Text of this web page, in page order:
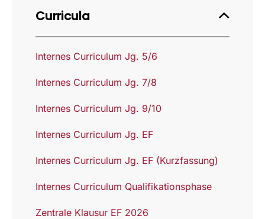
Curricula
Internes Curriculum Jg. 5/6
Internes Curriculum Jg. 7/8
Internes Curriculum Jg. 9/10
Internes Curriculum Jg. EF
Internes Curriculum Jg. EF (Kurzfassung)
Internes Curriculum Qualifikationsphase
Zentrale Klausur EF 2026